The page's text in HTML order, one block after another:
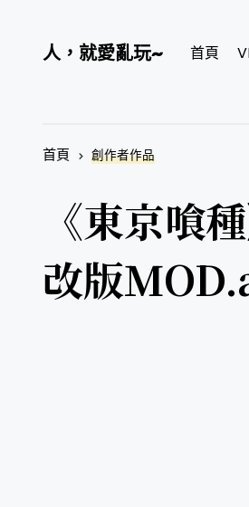
人，就愛亂玩~ 首頁
首頁 創作者作品
《東京喰
改版